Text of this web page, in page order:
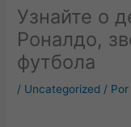
Узнайте о
Роналдо,
футбола
/ Uncategorized /